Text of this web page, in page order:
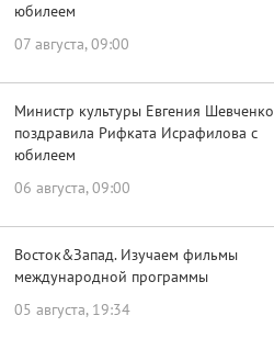
юбилеем
07 августа, 09:00
Министр культуры Евгения Шевченко
поздравила Рифката Исрафилова с
юбилеем
06 августа, 09:00
Восток&Запад. Изучаем фильмы
международной программы
05 августа, 19:34